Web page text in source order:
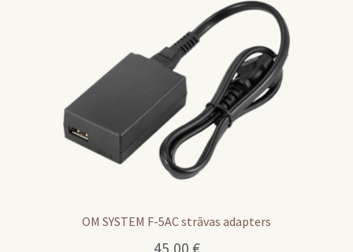
OM SYSTEM F-5AC strāvas adapters
45,00 €